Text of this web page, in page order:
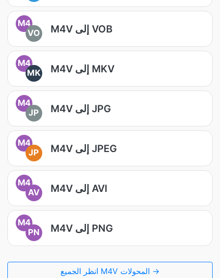
M4
VO
M4V إلى VOB
M4
MK
M4V إلى MKV
M4
JP
M4V إلى JPG
M4
JP
M4V إلى JPEG
M4
AV
M4V إلى AVI
M4
PN
M4V إلى PNG
انظر الجميع M4V المحولات →